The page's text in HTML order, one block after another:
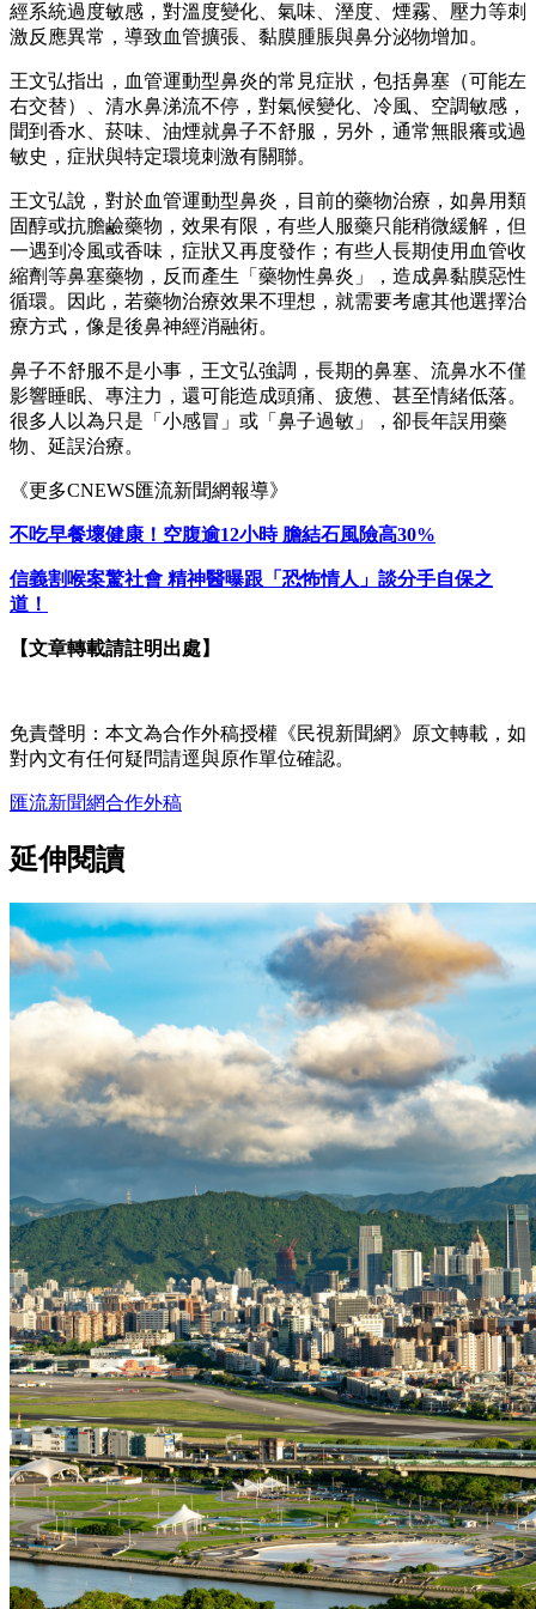
經系統過度敏感，對溫度變化、氣味、溼度、煙霧、壓力等刺
激反應異常，導致血管擴張、黏膜腫脹與鼻分泌物增加。
王文弘指出，血管運動型鼻炎的常見症狀，包括鼻塞（可能左
右交替）、清水鼻涕流不停，對氣候變化、冷風、空調敏感，
聞到香水、菸味、油煙就鼻子不舒服，另外，通常無眼癢或過
敏史，症狀與特定環境刺激有關聯。
王文弘說，對於血管運動型鼻炎，目前的藥物治療，如鼻用類
固醇或抗膽鹼藥物，效果有限，有些人服藥只能稍微緩解，但
一遇到冷風或香味，症狀又再度發作；有些人長期使用血管收
縮劑等鼻塞藥物，反而產生「藥物性鼻炎」，造成鼻黏膜惡性
循環。因此，若藥物治療效果不理想，就需要考慮其他選擇治
療方式，像是後鼻神經消融術。
鼻子不舒服不是小事，王文弘強調，長期的鼻塞、流鼻水不僅
影響睡眠、專注力，還可能造成頭痛、疲憊、甚至情緒低落。
很多人以為只是「小感冒」或「鼻子過敏」，卻長年誤用藥
物、延誤治療。
《更多CNEWS匯流新聞網報導》
不吃早餐壞健康！空腹逾12小時 膽結石風險高30%
信義割喉案驚社會 精神醫曝跟「恐怖情人」談分手自保之
道！
【文章轉載請註明出處】
免責聲明：本文為合作外稿授權《民視新聞網》原文轉載，如
對內文有任何疑問請逕與原作單位確認。
匯流新聞網合作外稿
延伸閱讀